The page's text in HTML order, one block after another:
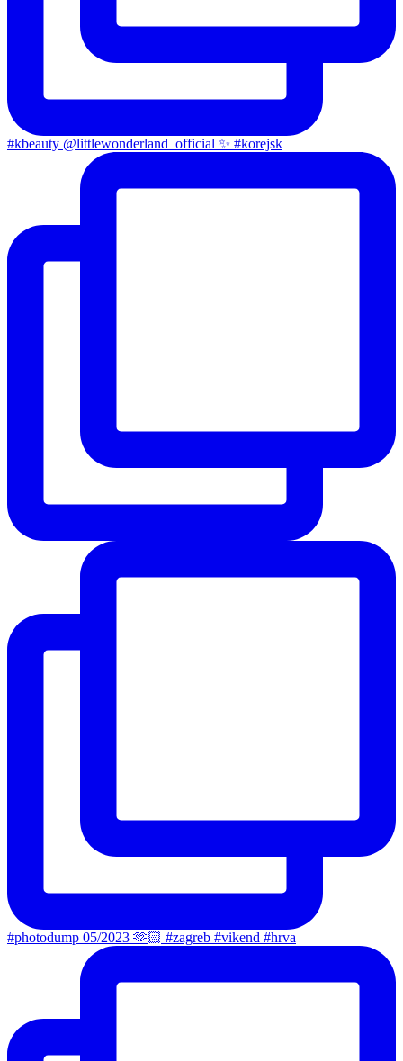
#kbeauty @littlewonderland_official ✨ #korejsk
#photodump 05/2023 🫶🏻 #zagreb #vikend #hrva